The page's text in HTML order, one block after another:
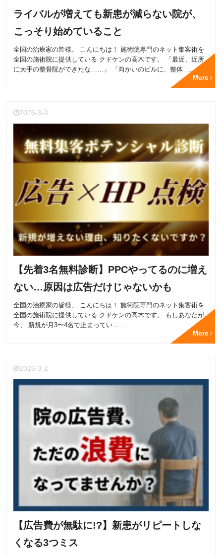
ライバルが増えても新患が減らない院が、
こっそり始めていること
全国の治療家の皆様、 こんにちは！ 施術院専門のネット集客術を
全国の施術院に提供している クドケンの高木です。 「最近、近所
に大手の整骨院ができたな……」 「向かいのビルに、整体……
More
2026-3-3
【先着3名無料診断】PPCやってるのに増え
ない…原因は広告だけじゃないかも
全国の治療家の皆様、 こんにちは！ 施術院専門のネット集客術を
全国の施術院に提供している クドケンの高木です。 もしあなたが
今、 新規が月3〜4名で止まってい……
More
2026-3-2
【広告費が無駄に!?】新患がリピートしな
くなる3つミス